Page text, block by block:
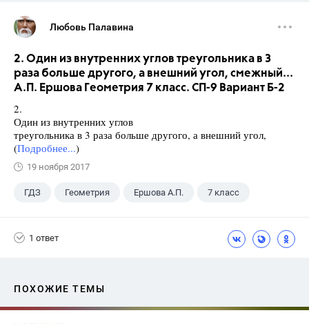
Любовь Палавина
2. Один из внутренних углов треугольника в 3
раза больше другого, а внешний угол, смежный...
А.П. Ершова Геометрия 7 класс. СП-9 Вариант Б-2
2.
Один из внутренних углов
треугольника в 3 раза больше другого, а внешний угол,
(Подробнее...)
19 ноября 2017
ГДЗ Геометрия Ершова А.П. 7 класс
1 ответ
ПОХОЖИЕ ТЕМЫ